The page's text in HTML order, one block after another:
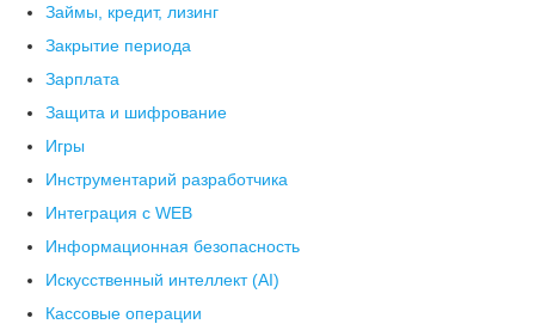
Займы, кредит, лизинг
Закрытие периода
Зарплата
Защита и шифрование
Игры
Инструментарий разработчика
Интеграция с WEB
Информационная безопасность
Искусственный интеллект (AI)
Кассовые операции